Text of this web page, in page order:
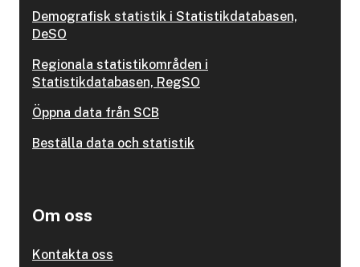
Demografisk statistik i Statistikdatabasen,
DeSO
Regionala statistikområden i
Statistikdatabasen, RegSO
Öppna data från SCB
Beställa data och statistik
Om oss
Kontakta oss